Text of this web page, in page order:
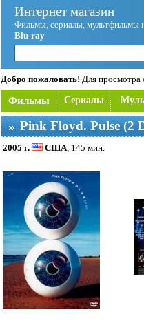
Интернет магазин
Фильмы, сериалы, мультфильмы
Blu-ray
Добро пожаловать! Для просмотра
Фильмы Сериалы
Pink Floyd. Pulse (2
2005 г. США, 145 мин.